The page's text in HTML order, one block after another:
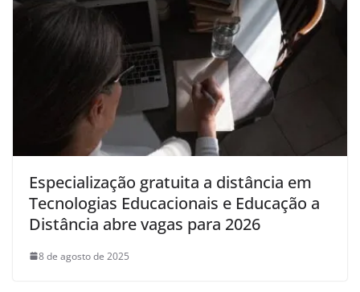
Especialização gratuita a distância em
Tecnologias Educacionais e Educação a
Distância abre vagas para 2026
8 de agosto de 2025